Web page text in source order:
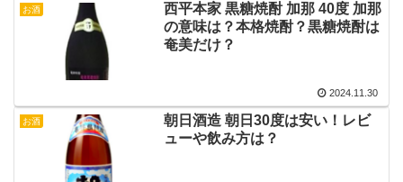
お酒
西平本家 黒糖焼酎 加那 40度 加那
の意味は？本格焼酎？黒糖焼酎は
奄美だけ？
2024.11.30
お酒
朝日酒造 朝日30度は安い！レビ
ューや飲み方は？